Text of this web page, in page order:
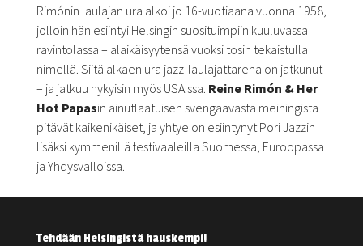
Rimónin laulajan ura alkoi jo 16-vuotiaana vuonna 1958,
jolloin hän esiintyi Helsingin suosituimpiin kuuluvassa
ravintolassa – alaikäisyytensä vuoksi tosin tekaistulla
nimellä. Siitä alkaen ura jazz-laulajattarena on jatkunut
– ja jatkuu nykyisin myös USA:ssa. Reine Rimón & Her
Hot Papasin ainutlaatuisen svengaavasta meiningistä
pitävät kaikenikäiset, ja yhtye on esiintynyt Pori Jazzin
lisäksi kymmenillä festivaaleilla Suomessa, Euroopassa
ja Yhdysvalloissa.
Tehdään Helsingistä hauskempi!